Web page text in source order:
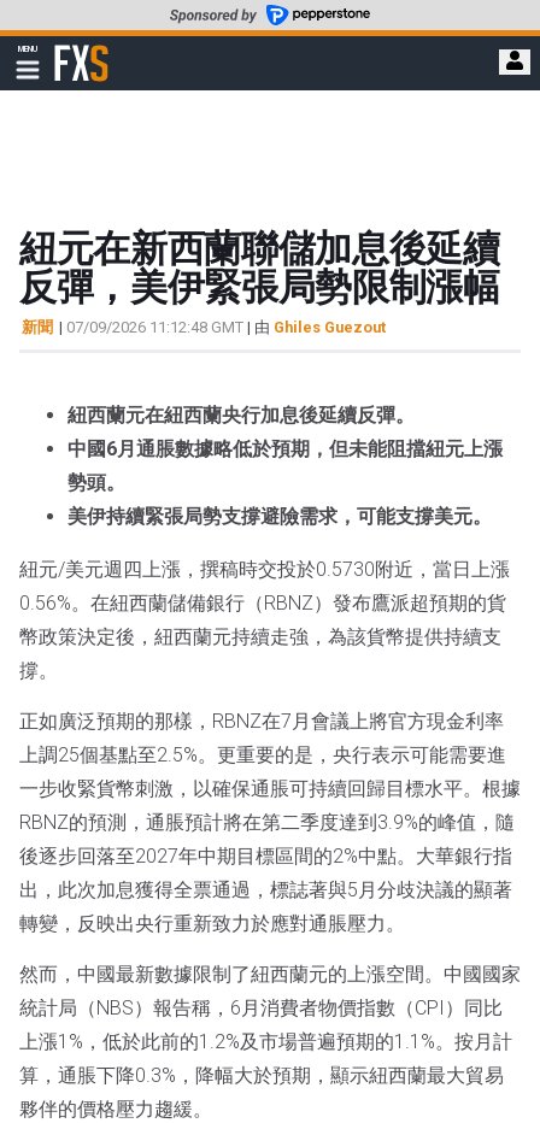
至
要
MENU
顯
示
FXStreet
紐元在新西蘭聯儲加息後延續
反彈，美伊緊張局勢限制漲幅
新聞 | 07/09/2026 11:12:48 GMT | 由 Ghiles Guezout
紐西蘭元在紐西蘭央行加息後延續反彈。
中國6月通脹數據略低於預期，但未能阻擋紐元上漲
勢頭。
美伊持續緊張局勢支撐避險需求，可能支撐美元。
紐元/美元週四上漲，撰稿時交投於0.5730附近，當日上漲
0.56%。在紐西蘭儲備銀行（RBNZ）發布鷹派超預期的貨
幣政策決定後，紐西蘭元持續走強，為該貨幣提供持續支
撐。
正如廣泛預期的那樣，RBNZ在7月會議上將官方現金利率
上調25個基點至2.5%。更重要的是，央行表示可能需要進
一步收緊貨幣刺激，以確保通脹可持續回歸目標水平。根據
RBNZ的預測，通脹預計將在第二季度達到3.9%的峰值，隨
後逐步回落至2027年中期目標區間的2%中點。大華銀行指
出，此次加息獲得全票通過，標誌著與5月分歧決議的顯著
轉變，反映出央行重新致力於應對通脹壓力。
然而，中國最新數據限制了紐西蘭元的上漲空間。中國國家
統計局（NBS）報告稱，6月消費者物價指數（CPI）同比
上漲1%，低於此前的1.2%及市場普遍預期的1.1%。按月計
算，通脹下降0.3%，降幅大於預期，顯示紐西蘭最大貿易
夥伴的價格壓力趨緩。